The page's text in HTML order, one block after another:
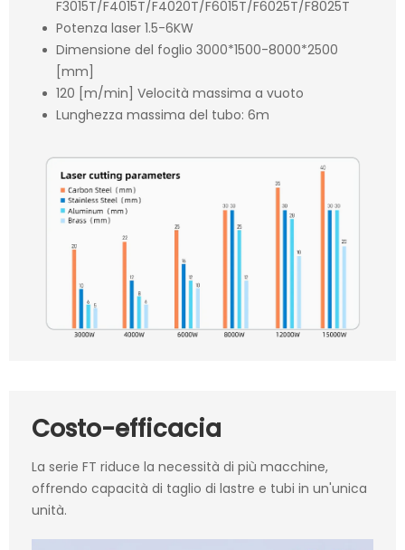
F3015T/F4015T/F4020T/F6015T/F6025T/F8025T
Potenza laser 1.5-6KW
Dimensione del foglio 3000*1500-8000*2500
[mm]
120 [m/min] Velocità massima a vuoto
Lunghezza massima del tubo: 6m
Costo-efficacia
La serie FT riduce la necessità di più macchine,
offrendo capacità di taglio di lastre e tubi in un'unica
unità.